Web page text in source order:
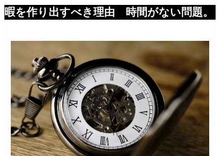
暇を作り出すべき理由 時間がない問題。